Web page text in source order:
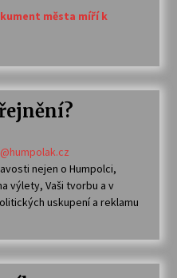
města míří k
nejen o Humpolci,
výlety, Vaši tvorbu a v
uskupení a reklamu